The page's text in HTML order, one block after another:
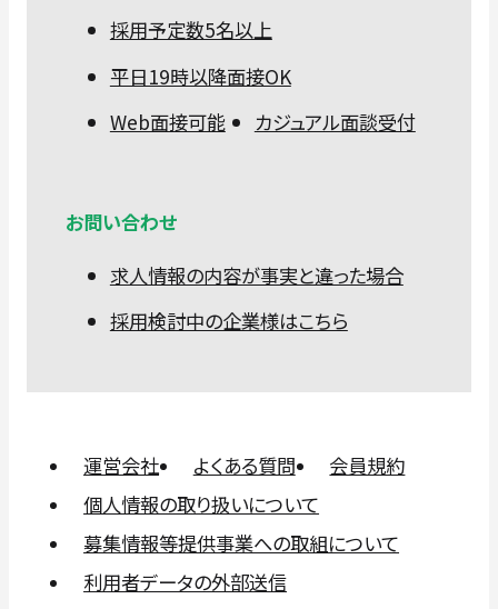
採用予定数5名以上
平日19時以降面接OK
Web面接可能
カジュアル面談受付
お問い合わせ
求人情報の内容が事実と違った場合
採用検討中の企業様はこちら
運営会社 よくある質問
会員規約
個人情報の取り扱いについて
募集情報等提供事業への取組について
利用者データの外部送信